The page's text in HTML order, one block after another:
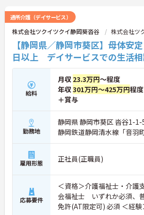
職へ昇格する事例も多数あり、腰を据えて長期
キャリア形成が可能です
通所介護（デイサービス）
株式会社ツクイツクイ静岡葵沓谷 株式会社ツ
【静岡県／静岡市葵区】母体安
日以上 デイサービスでの生活
給料
月収 23.3万円～程度
年収301万円～425万円程
＋賞与
勤務地
静岡県 静岡市葵区 沓谷1-1-
静岡鉄道静岡清水線「音羽
雇用形態 正社員(正職員)
応募要件
＜資格＞介護福祉士・介護
会福祉士 いずれか必須、
免許(AT限定可) 必須 ＜経